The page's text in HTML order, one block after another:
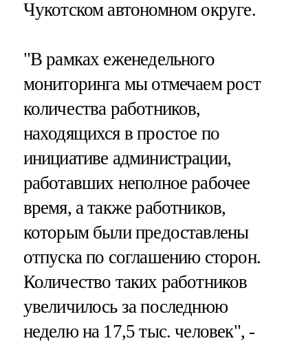
Чукотском автономном округе.
"В рамках еженедельного
мониторинга мы отмечаем рост
количества работников,
находящихся в простое по
инициативе администрации,
работавших неполное рабочее
время, а также работников,
которым были предоставлены
отпуска по соглашению сторон.
Количество таких работников
увеличилось за последнюю
неделю на 17,5 тыс. человек", -